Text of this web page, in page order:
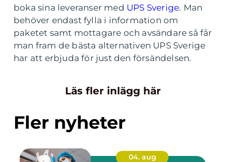
boka sina leveranser med UPS Sverige. Man
behöver endast fylla i information om
paketet samt mottagare och avsändare så får
man fram de bästa alternativen UPS Sverige
har att erbjuda för just den försändelsen.
Läs fler inlägg här
Fler nyheter
04. aug